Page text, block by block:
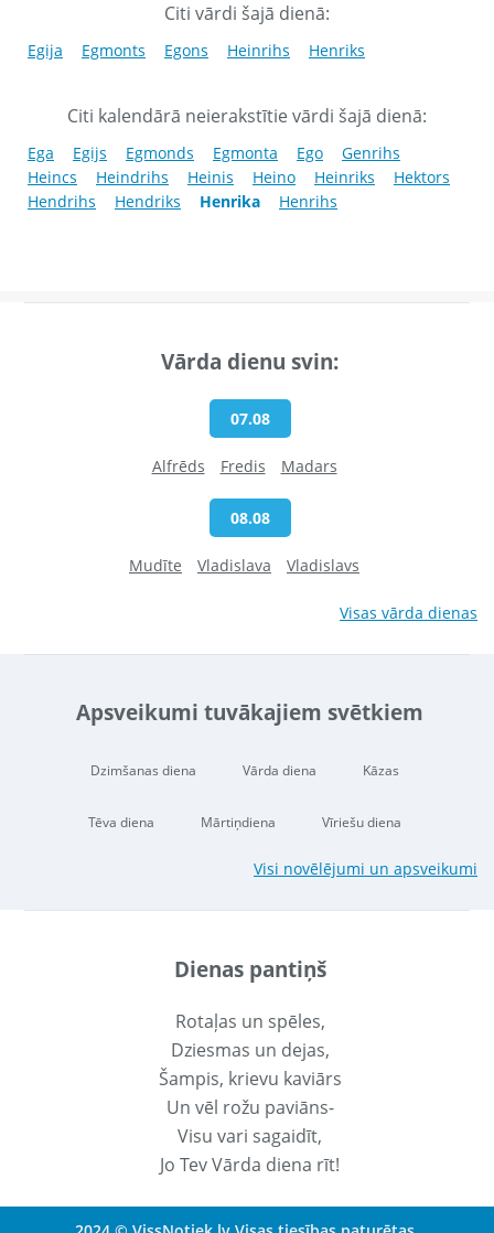
Citi vārdi šajā dienā:
Egija Egmonts Egons Heinrihs Henriks
Citi kalendārā neierakstītie vārdi šajā dienā:
Ega Egijs Egmonds Egmonta Ego
Genrihs
Heincs
Heindrihs Heinis Heino Heinriks
Hektors
Hendrihs
Hendriks Henrika Henrihs
Vārda dienu svin:
07.08
Alfrēds Fredis Madars
08.08
Mudīte Vladislava Vladislavs
Visas vārda dienas
Apsveikumi tuvākajiem svētkiem
Dzimšanas diena Vārda diena Kāzas
Tēva diena Mārtiņdiena Vīriešu diena
Visi novēlējumi un apsveikumi
Dienas pantiņš
Rotaļas un spēles,
Dziesmas un dejas,
Šampis, krievu kaviārs
Un vēl rožu paviāns-
Visu vari sagaidīt,
Jo Tev Vārda diena rīt!